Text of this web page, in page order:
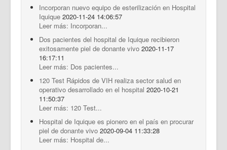
Incorporan nuevo equipo de esterilización en Hospital
Iquique 2020-11-24 14:06:57
Leer más: Incorporan...
Dos pacientes del hospital de Iquique recibieron
exitosamente piel de donante vivo 2020-11-17
16:17:11
Leer más: Dos pacientes...
120 Test Rápidos de VIH realiza sector salud en
operativo desarrollado en el hospital 2020-10-21
11:50:37
Leer más: 120 Test...
Hospital de Iquique es pionero en el país en procurar
piel de donante vivo 2020-09-04 11:33:28
Leer más: Hospital de...